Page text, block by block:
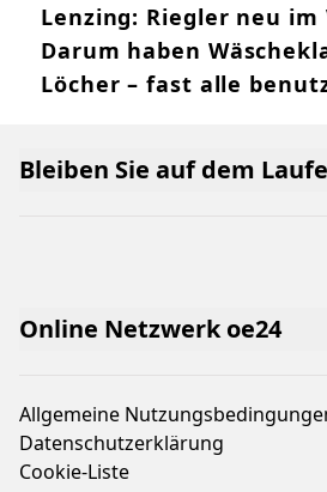
Lenzing: Riegler neu im
Darum haben
Löcher – fast alle
Online Netzwerk oe24
Allgemeine
Datenschutzerklärung
Cookie-Liste
Bleiben Sie auf dem